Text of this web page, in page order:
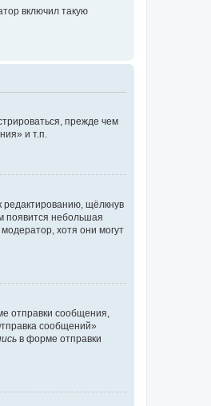
включил такую
прежде чем
и т.п.
щёлкнув
появится небольшая
хотя они могут
отправки сообщения,
сообщений»
в форме отправки